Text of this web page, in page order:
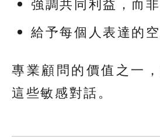
強調共同利益，而
給予每個人表達的
專業顧問的價值之一
這些敏感對話。